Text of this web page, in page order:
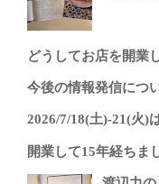
どうしてお店を開業
今後の情報発信につ
2026/7/18(土)-21(火)
開業して15年経ちま